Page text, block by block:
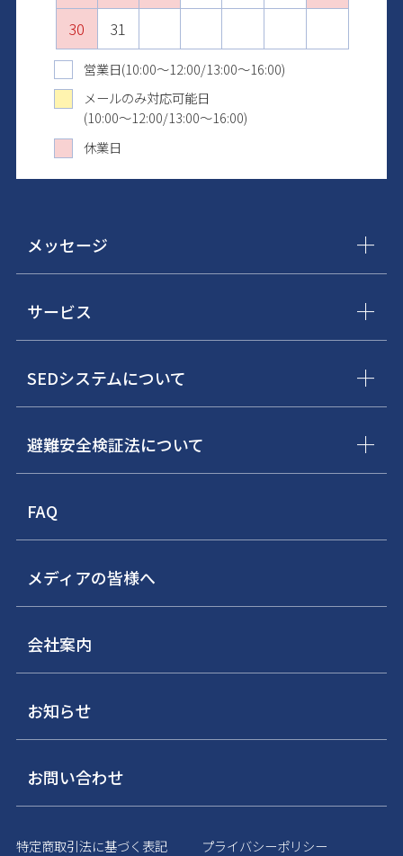
30
31
31
営業日(10:00～12:00/13:00～16:00)
メールのみ対応可能日
(10:00～12:00/13:00～16:00)
休業日
メッセージ
サービス
SEDシステムについて
避難安全検証法について
FAQ
メディアの皆様へ
会社案内
お知らせ
お問い合わせ
特定商取引法に基づく表記 プライバシーポリシー